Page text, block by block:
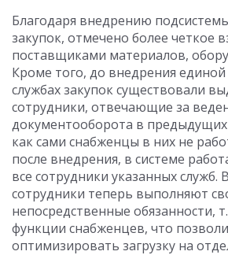
Благодаря внедрению
закупок, отмечено более четкое
поставщиками материалов,
Кроме того, до внедрения
службах закупок существовали
сотрудники, отвечающие за
документооборота в предыдущих
как сами снабженцы в них не
после внедрения, в системе
все сотрудники указанных
сотрудники теперь выполняют
непосредственные обязанности,
функции снабженцев, что
оптимизировать загрузку на